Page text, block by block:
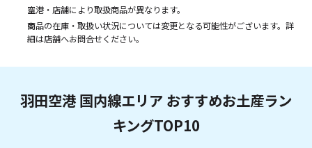
空港・店舗により取扱商品が異なります。
商品の在庫・取扱い状況については変更となる可能性がございます。詳
細は店舗へお問合せください。
羽田空港 国内線エリア おすすめお土産ラン
キングTOP10